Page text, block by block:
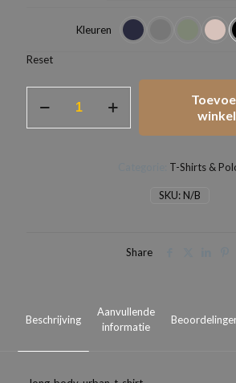
Kleuren
Reset
Shirt
SKU:N/B
T-Shirts &
Share
Beschrijving
Aanvullende
informatie